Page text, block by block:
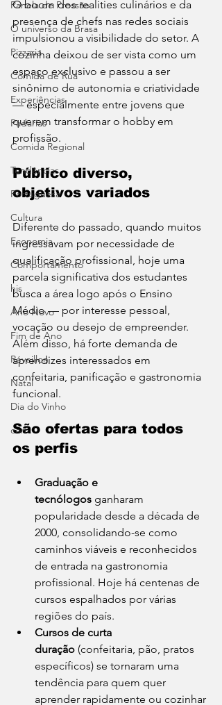
Panela de Pressão
O universo da Brasa
Pizzaria
Comida de Rua
Experiências
Padarias
Comida Regional
Tendências
Portuguesa
Cultura
Economia
Comportamento
his
Ano Novo
Fim de Ano
Réveillon
Natal
Dia do Vinho
con
O boom dos realities culinários e da
presença de chefs nas redes sociais
impulsionou a visibilidade do setor. A
cozinha deixou de ser vista como um
espaço exclusivo e passou a ser
sinônimo de autonomia e criatividade
— especialmente entre jovens que
querem transformar o hobby em
profissão.
Público diverso,
objetivos variados
Diferente do passado, quando muitos
ingressavam por necessidade de
qualificação profissional, hoje uma
parcela significativa dos estudantes
busca a área logo após o Ensino
Médio — por interesse pessoal,
vocação ou desejo de empreender.
Além disso, há forte demanda de
aprendizes interessados em
confeitaria, panificação e gastronomia
funcional.
São ofertas para todos
os perfis
Graduação e
tecnólogos ganharam
popularidade desde a década de
2000, consolidando-se como
caminhos viáveis e reconhecidos
de entrada na gastronomia
profissional. Hoje há centenas de
cursos espalhados por várias
regiões do país.
Cursos de curta
duração (confeitaria, pão, pratos
específicos) se tornaram uma
tendência para quem quer
aprender rapidamente ou cozinhar